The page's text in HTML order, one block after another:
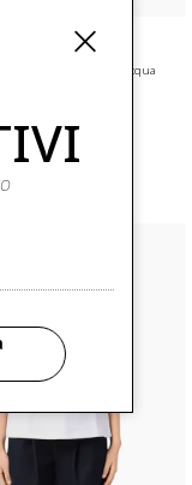
di cotone pbbcalao acqua
arrivi